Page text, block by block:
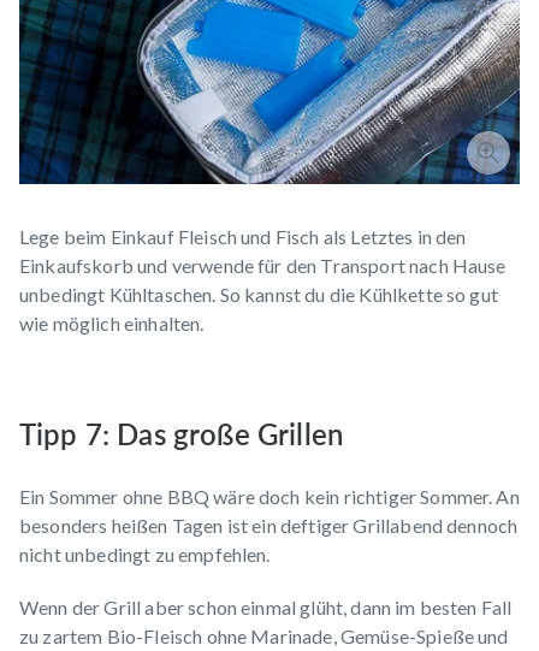
Lege beim Einkauf Fleisch und Fisch als Letztes in den
Einkaufskorb und verwende für den Transport nach Hause
unbedingt Kühltaschen. So kannst du die Kühlkette so gut
wie möglich einhalten.
Tipp 7: Das große Grillen
Ein Sommer ohne BBQ wäre doch kein richtiger Sommer. An
besonders heißen Tagen ist ein deftiger Grillabend dennoch
nicht unbedingt zu empfehlen.
Wenn der Grill aber schon einmal glüht, dann im besten Fall
zu zartem Bio-Fleisch ohne Marinade, Gemüse-Spieße und